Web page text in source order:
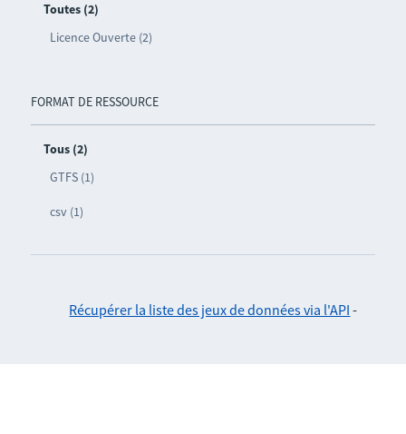
Toutes (2)
Licence Ouverte (2)
FORMAT DE RESSOURCE
Tous (2)
GTFS (1)
csv (1)
Récupérer la liste des jeux de données via l'API -